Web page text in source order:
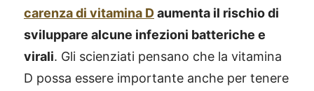
carenza di vitamina Daumenta il rischio di
sviluppare alcune infezioni batteriche e
virali. Gli scienziati pensano che la vitamina
D possa essere importante anche per tenere